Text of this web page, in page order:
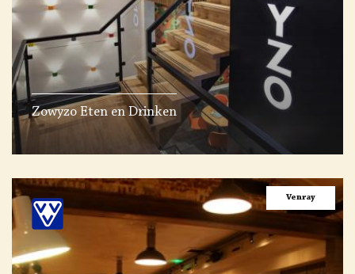
Zowyzo Eten en Drinken
Venray